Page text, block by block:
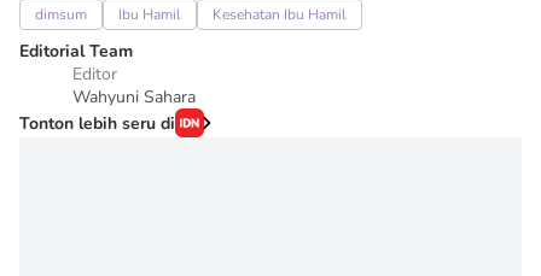
dimsum Ibu Hamil Kesehatan Ibu Hamil
Editorial Team
Editor
Wahyuni Sahara
Tonton lebih seru di